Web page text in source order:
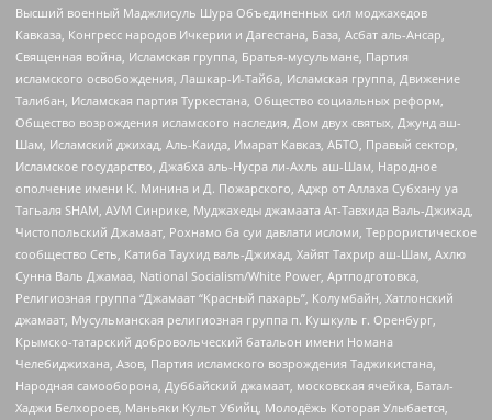
Высший военный Маджлисуль Шура Объединенных сил моджахедов
Кавказа, Конгресс народов Ичкерии и Дагестана, База, Асбат аль-Ансар,
Священная война, Исламская группа, Братья-мусульмане, Партия
исламского освобождения, Лашкар-И-Тайба, Исламская группа, Движение
Талибан, Исламская партия Туркестана, Общество социальных реформ,
Общество возрождения исламского наследия, Дом двух святых, Джунд аш-
Шам, Исламский джихад, Аль-Каида, Имарат Кавказ, АБТО, Правый сектор,
Исламское государство, Джабха аль-Нусра ли-Ахль аш-Шам, Народное
ополчение имени К. Минина и Д. Пожарского, Аджр от Аллаха Субхану уа
Тагьаля SHAM, АУМ Синрике, Муджахеды джамаата Ат-Тавхида Валь-Джихад,
Чистопольский Джамаат, Рохнамо ба суи давлати исломи, Террористическое
сообщество Сеть, Катиба Таухид валь-Джихад, Хайят Тахрир аш-Шам, Ахлю
Сунна Валь Джамаа, National Socialism/White Power, Артподготовка,
Религиозная группа “Джамаат “Красный пахарь”, Колумбайн, Хатлонский
джамаат, Мусульманская религиозная группа п. Кушкуль г. Оренбург,
Крымско-татарский добровольческий батальон имени Номана
Челебиджихана, Азов, Партия исламского возрождения Таджикистана,
Народная самооборона, Дуббайский джамаат, московская ячейка, Батал-
Хаджи Белхороев, Маньяки Культ Убийц, Молодёжь Которая Улыбается,